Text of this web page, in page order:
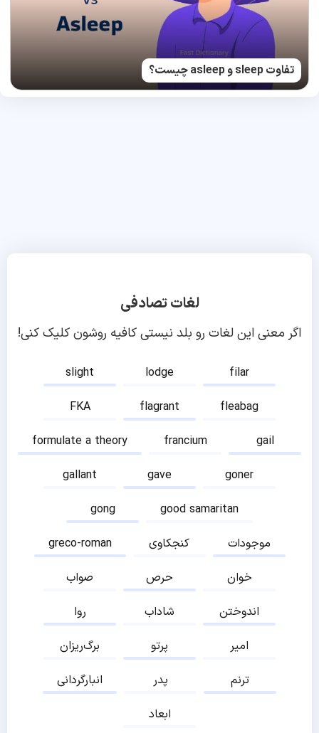
تفاوت sleep و asleep چیست؟
لغات تصادفی
اگر معنی این لغات رو بلد نیستی کافیه روشون کلیک کنی!
slight lodge
filar
FKA
flagrant
fleabag
formulate a theory
francium
gail
gallant
gave
goner
gong
good samaritan
greco-roman
کنجکاوی
موجودات
صواب
حرص
خوان
روا
شاداب
اندوختن
برگ‌ریزان
پرتو
امیر
انبارگردانی
پدر
ترنم
ابعاد